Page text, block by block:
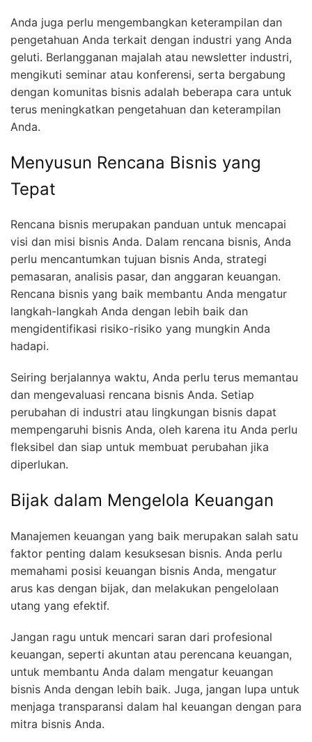
Anda juga perlu mengembangkan keterampilan dan
pengetahuan Anda terkait dengan industri yang Anda
geluti. Berlangganan majalah atau newsletter industri,
mengikuti seminar atau konferensi, serta bergabung
dengan komunitas bisnis adalah beberapa cara untuk
terus meningkatkan pengetahuan dan keterampilan
Anda.
Menyusun Rencana Bisnis yang
Tepat
Rencana bisnis merupakan panduan untuk mencapai
visi dan misi bisnis Anda. Dalam rencana bisnis, Anda
perlu mencantumkan tujuan bisnis Anda, strategi
pemasaran, analisis pasar, dan anggaran keuangan.
Rencana bisnis yang baik membantu Anda mengatur
langkah-langkah Anda dengan lebih baik dan
mengidentifikasi risiko-risiko yang mungkin Anda
hadapi.
Seiring berjalannya waktu, Anda perlu terus memantau
dan mengevaluasi rencana bisnis Anda. Setiap
perubahan di industri atau lingkungan bisnis dapat
mempengaruhi bisnis Anda, oleh karena itu Anda perlu
fleksibel dan siap untuk membuat perubahan jika
diperlukan.
Bijak dalam Mengelola Keuangan
Manajemen keuangan yang baik merupakan salah satu
faktor penting dalam kesuksesan bisnis. Anda perlu
memahami posisi keuangan bisnis Anda, mengatur
arus kas dengan bijak, dan melakukan pengelolaan
utang yang efektif.
Jangan ragu untuk mencari saran dari profesional
keuangan, seperti akuntan atau perencana keuangan,
untuk membantu Anda dalam mengatur keuangan
bisnis Anda dengan lebih baik. Juga, jangan lupa untuk
menjaga transparansi dalam hal keuangan dengan para
mitra bisnis Anda.